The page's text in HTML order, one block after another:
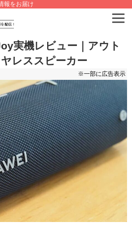
報をお届け
実機レビュー｜アウト
レススピーカー
※一部に広告表示